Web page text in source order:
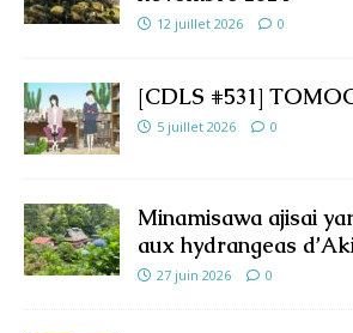
12 juillet 2026 0
[CDLS #531]
5 juillet 2026 0
Minamisawa ajisai
aux hydrangeas
27 juin 2026 0